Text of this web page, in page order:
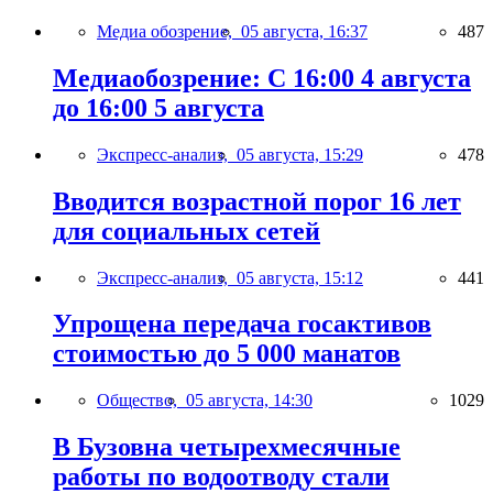
Медиа обозрение, 05 августа, 16:37 487
Медиаобозрение: С 16:00 4 августа
до 16:00 5 августа
Экспресс-анализ, 05 августа, 15:29 478
Вводится возрастной порог 16 лет
для социальных сетей
Экспресс-анализ, 05 августа, 15:12 441
Упрощена передача госактивов
стоимостью до 5 000 манатов
Общество, 05 августа, 14:30 1029
В Бузовна четырехмесячные
работы по водоотводу стали